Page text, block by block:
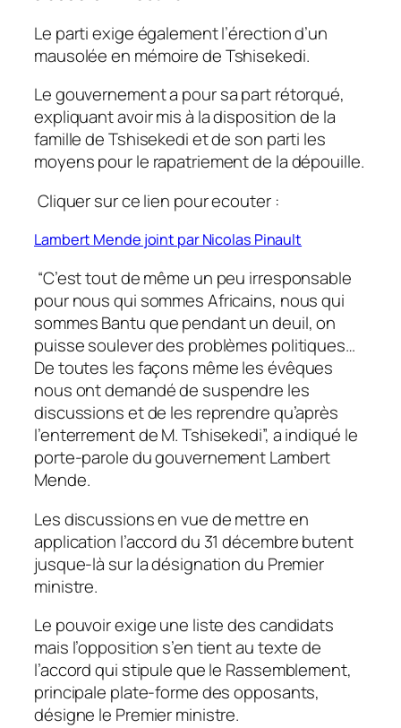
Le parti exige également l’érection d’un
mausolée en mémoire de Tshisekedi.
Le gouvernement a pour sa part rétorqué,
expliquant avoir mis à la disposition de la
famille de Tshisekedi et de son parti les
moyens pour le rapatriement de la dépouille.
Cliquer sur ce lien pour ecouter :
Lambert Mende joint par Nicolas Pinault
“C’est tout de même un peu irresponsable
pour nous qui sommes Africains, nous qui
sommes Bantu que pendant un deuil, on
puisse soulever des problèmes politiques…
De toutes les façons même les évêques
nous ont demandé de suspendre les
discussions et de les reprendre qu’après
l’enterrement de M. Tshisekedi”, a indiqué le
porte-parole du gouvernement Lambert
Mende.
Les discussions en vue de mettre en
application l’accord du 31 décembre butent
jusque-là sur la désignation du Premier
ministre.
Le pouvoir exige une liste des candidats
mais l’opposition s’en tient au texte de
l’accord qui stipule que le Rassemblement,
principale plate-forme des opposants,
désigne le Premier ministre.